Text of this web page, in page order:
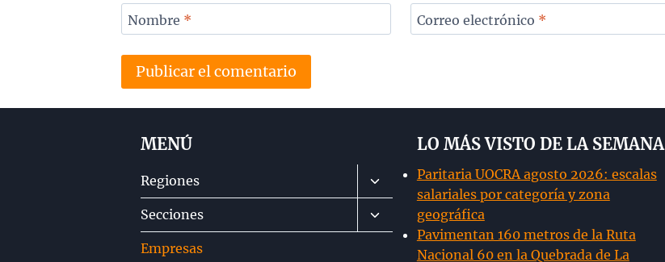
Nombre * Correo electrónico *
MENÚ
Regiones
Alternar
menú
hijo
Secciones
Alternar
menú
Empresas
LO MÁS VISTO DE LA SEMANA
Paritaria UOCRA agosto 2026: escalas
salariales por categoría y zona
geográfica
Pavimentan 160 metros de la Ruta
Nacional 60 en la Quebrada de La